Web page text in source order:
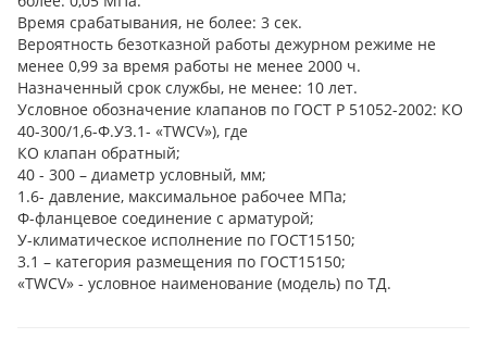
Время срабатывания, не более: 3 сек.
Вероятность безотказной работы дежурном режиме не
менее 0,99 за время работы не менее 2000 ч.
Назначенный срок службы, не менее: 10 лет.
Условное обозначение клапанов по ГОСТ Р 51052-2002: КО
40-300/1,6-Ф.У3.1- «TWCV»), где
КО клапан обратный;
40 - 300 – диаметр условный, мм;
1.6- давление, максимальное рабочее МПа;
Ф-фланцевое соединение с арматурой;
У-климатическое исполнение по ГОСТ15150;
3.1 – категория размещения по ГОСТ15150;
«TWCV» - условное наименование (модель) по ТД.